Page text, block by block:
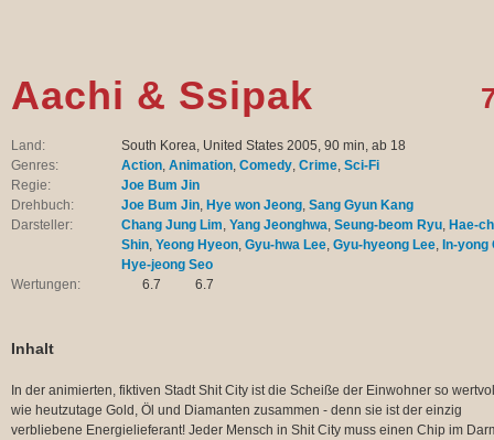
Aachi & Ssipak
Land:
South Korea, United States 2005, 90 min, ab 18
Genres:
Action, Animation, Comedy, Crime, Sci-Fi
Regie:
Joe Bum Jin
Drehbuch:
Joe Bum Jin, Hye won Jeong, Sang Gyun Kang
Darsteller:
Chang Jung Lim, Yang Jeonghwa, Seung-beom Ryu, Hae-
Shin, Yeong Hyeon, Gyu-hwa Lee, Gyu-hyeong Lee, In-yong
Hye-jeong Seo
Wertungen:
6.7 6.7
Inhalt
In der animierten, fiktiven Stadt Shit City ist die Scheiße der Einwohner so
wie heutzutage Gold, Öl und Diamanten zusammen - denn sie ist der einzig
verbliebene Energielieferant! Jeder Mensch in Shit City muss einen Chip im